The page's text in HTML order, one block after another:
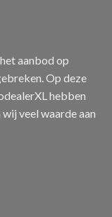
aanbod op
Op deze
hebben
veel waarde aan